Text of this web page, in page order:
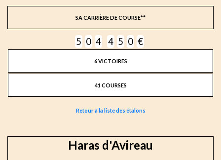
SA CARRIÈRE DE COURSE**
5 0 4 4 5 0 €
6 VICTOIRES
41 COURSES
Retour à la liste des étalons
Haras d'Avireau